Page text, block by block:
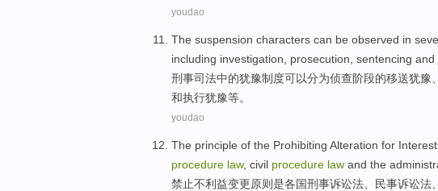
youdao
The suspension characters can be observed in
including investigation prosecution , sentencing and
刑事司法中的犹豫制度可以分为侦查阶段的移送犹豫、
和执行犹豫等。
youdao
The principle of the Prohibiting Alteration for
procedure law, civil procedure law and the
禁止不利益变更原则是各国刑事诉讼法 民事诉讼法、